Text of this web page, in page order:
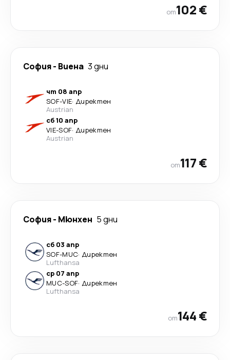
от102 €
София- Виена 3 дни
чт 08 апр
SOF-VIE· Директен
Austrian
сб 10 апр
VIE-SOF· Директен
Austrian
от117 €
София- Мюнхен 5 дни
сб 03 апр
SOF-MUC· Директен
Lufthansa
ср 07 апр
MUC-SOF· Директен
Lufthansa
от144 €